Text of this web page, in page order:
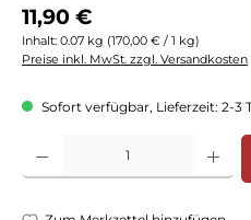
Regulärer Preis:
11,90 €
Inhalt: 0.07 kg (170,00 € / 1 kg)
Preise inkl. MwSt. zzgl. Versandkosten
Sofort verfügbar, Lieferzeit: 2-3
Produkt Anzahl: Gib den